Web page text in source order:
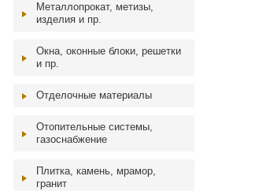
Металлопрокат, метизы,
изделия и пр.
Окна, оконные блоки, решетки
и пр.
Отделочные материалы
Отопительные системы,
газоснабжение
Плитка, камень, мрамор,
гранит